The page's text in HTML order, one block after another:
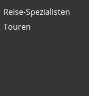
Reise-Spezialisten
Touren